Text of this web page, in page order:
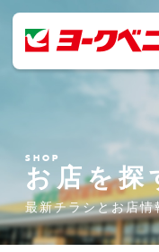
SHOP
お店を探
最新チラシとお店情